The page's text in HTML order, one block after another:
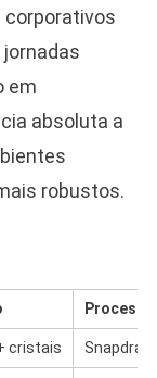
corporativos
em
absoluta a
robustos.
cristais